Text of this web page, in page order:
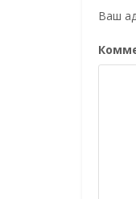
Ваш